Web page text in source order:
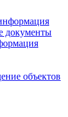
документы
объектов